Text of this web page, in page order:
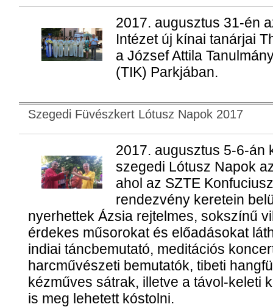
2017. augusztus 31-én
Intézet új kínai tanárjai
a József Attila
(TIK) Parkjában.
Szegedi Füvészkert Lótusz Napok 2017
2017. augusztus 5-6-án
szegedi Lótusz Napok
ahol az SZTE
rendezvény keretein
nyerhettek Ázsia rejtelmes, sokszínű
érdekes műsorokat és előadásokat
indiai táncbemutató, meditációs
harcművészeti bemutatók, tibeti
kézműves sátrak, illetve a távol-keleti
is meg lehetett kóstolni.